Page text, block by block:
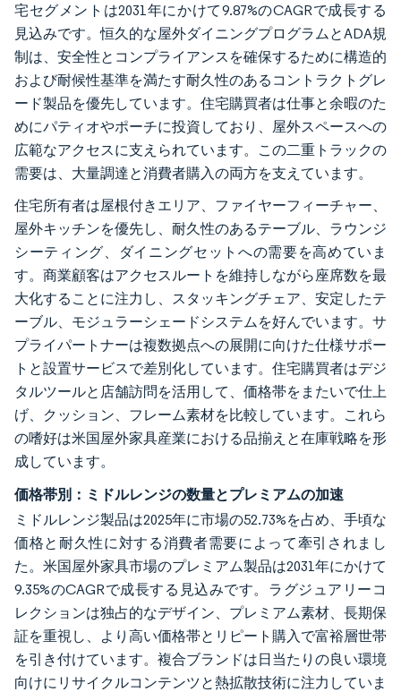
宅セグメントは2031年にかけて9.87%のCAGRで成長する
見込みです。恒久的な屋外ダイニングプログラムとADA規
制は、安全性とコンプライアンスを確保するために構造的
および耐候性基準を満たす耐久性のあるコントラクトグレ
ード製品を優先しています。住宅購買者は仕事と余暇のた
めにパティオやポーチに投資しており、屋外スペースへの
広範なアクセスに支えられています。この二重トラックの
需要は、大量調達と消費者購入の両方を支えています。
住宅所有者は屋根付きエリア、ファイヤーフィーチャー、
屋外キッチンを優先し、耐久性のあるテーブル、ラウンジ
シーティング、ダイニングセットへの需要を高めていま
す。商業顧客はアクセスルートを維持しながら座席数を最
大化することに注力し、スタッキングチェア、安定したテ
ーブル、モジュラーシェードシステムを好んでいます。サ
プライパートナーは複数拠点への展開に向けた仕様サポー
トと設置サービスで差別化しています。住宅購買者はデジ
タルツールと店舗訪問を活用して、価格帯をまたいで仕上
げ、クッション、フレーム素材を比較しています。これら
の嗜好は米国屋外家具産業における品揃えと在庫戦略を形
成しています。
価格帯別：ミドルレンジの数量とプレミアムの加速
ミドルレンジ製品は2025年に市場の52.73%を占め、手頃な
価格と耐久性に対する消費者需要によって牽引されまし
た。米国屋外家具市場のプレミアム製品は2031年にかけて
9.35%のCAGRで成長する見込みです。ラグジュアリーコ
レクションは独占的なデザイン、プレミアム素材、長期保
証を重視し、より高い価格帯とリピート購入で富裕層世帯
を引き付けています。複合ブランドは日当たりの良い環境
向けにリサイクルコンテンツと熱拡散技術に注力していま